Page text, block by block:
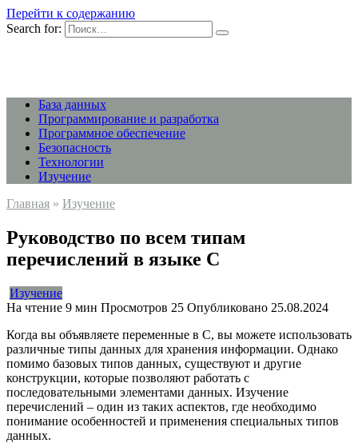
Перейти к содержанию
Search for:
База данных
Программирование и разработка
Программное обеспечение
Безопасность
Технологии
Изучение
Главная » Изучение
Руководство по всем типам
перечислений в языке C
Изучение
На чтение 9 мин Просмотров 25 Опубликовано 25.08.2024
Когда вы объявляете переменные в C, вы можете использовать
различные типы данных для хранения информации. Однако
помимо базовых типов данных, существуют и другие
конструкции, которые позволяют работать с
последовательными элементами данных. Изучение
перечислений – один из таких аспектов, где необходимо
понимание особенностей и применения специальных типов
данных.